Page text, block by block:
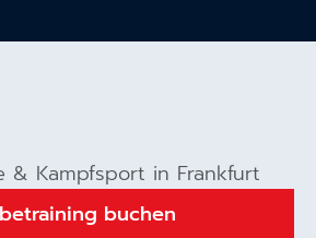
& Kampfsport in Frankfurt
buchen